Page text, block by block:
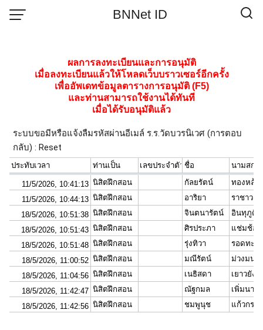
BNNet ID
ผลการลงทะเบียนและการอนุมัติ
เมื่อลงทะเบียนแล้วให้โหลดเว็บบราวเซอร์อีกครั้ง
เพื่ออัพเดทข้อมูลตารางการอนุมัติ (F5)
และท่านสามารถใช้งานได้ทันที
เมื่อได้รับอนุมัติแล้ว